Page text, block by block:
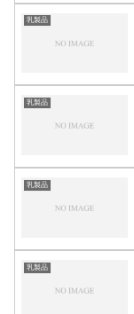
乳製品
乳製品
乳製品
乳製品